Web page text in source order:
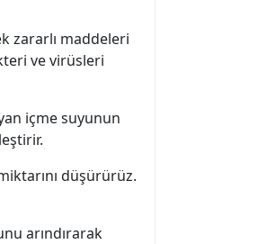
zararlı maddeleri
ve virüsleri
içme suyunun
düşürürüz.
arındırarak